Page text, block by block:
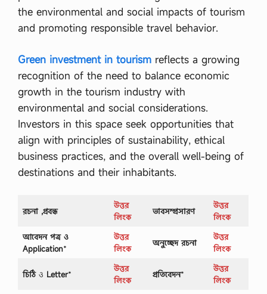
the environmental and social impacts of tourism
and promoting responsible travel behavior.
Green investment in tourism reflects a growing
recognition of the need to balance economic
growth in the tourism industry with
environmental and social considerations.
Investors in this space seek opportunities that
align with principles of sustainability, ethical
business practices, and the overall well-being of
destinations and their inhabitants.
রচনা ,প্রবন্ধ
উত্তর
লিংক
ভাবসম্প্রসারণ
উত্তর
লিংক
আবেদন পত্র ও
Application*
উত্তর
লিংক
অনুচ্ছেদ রচনা
উত্তর
লিংক
চিঠি ও Letter*
উত্তর
লিংক
প্রতিবেদন*
উত্তর
লিংক